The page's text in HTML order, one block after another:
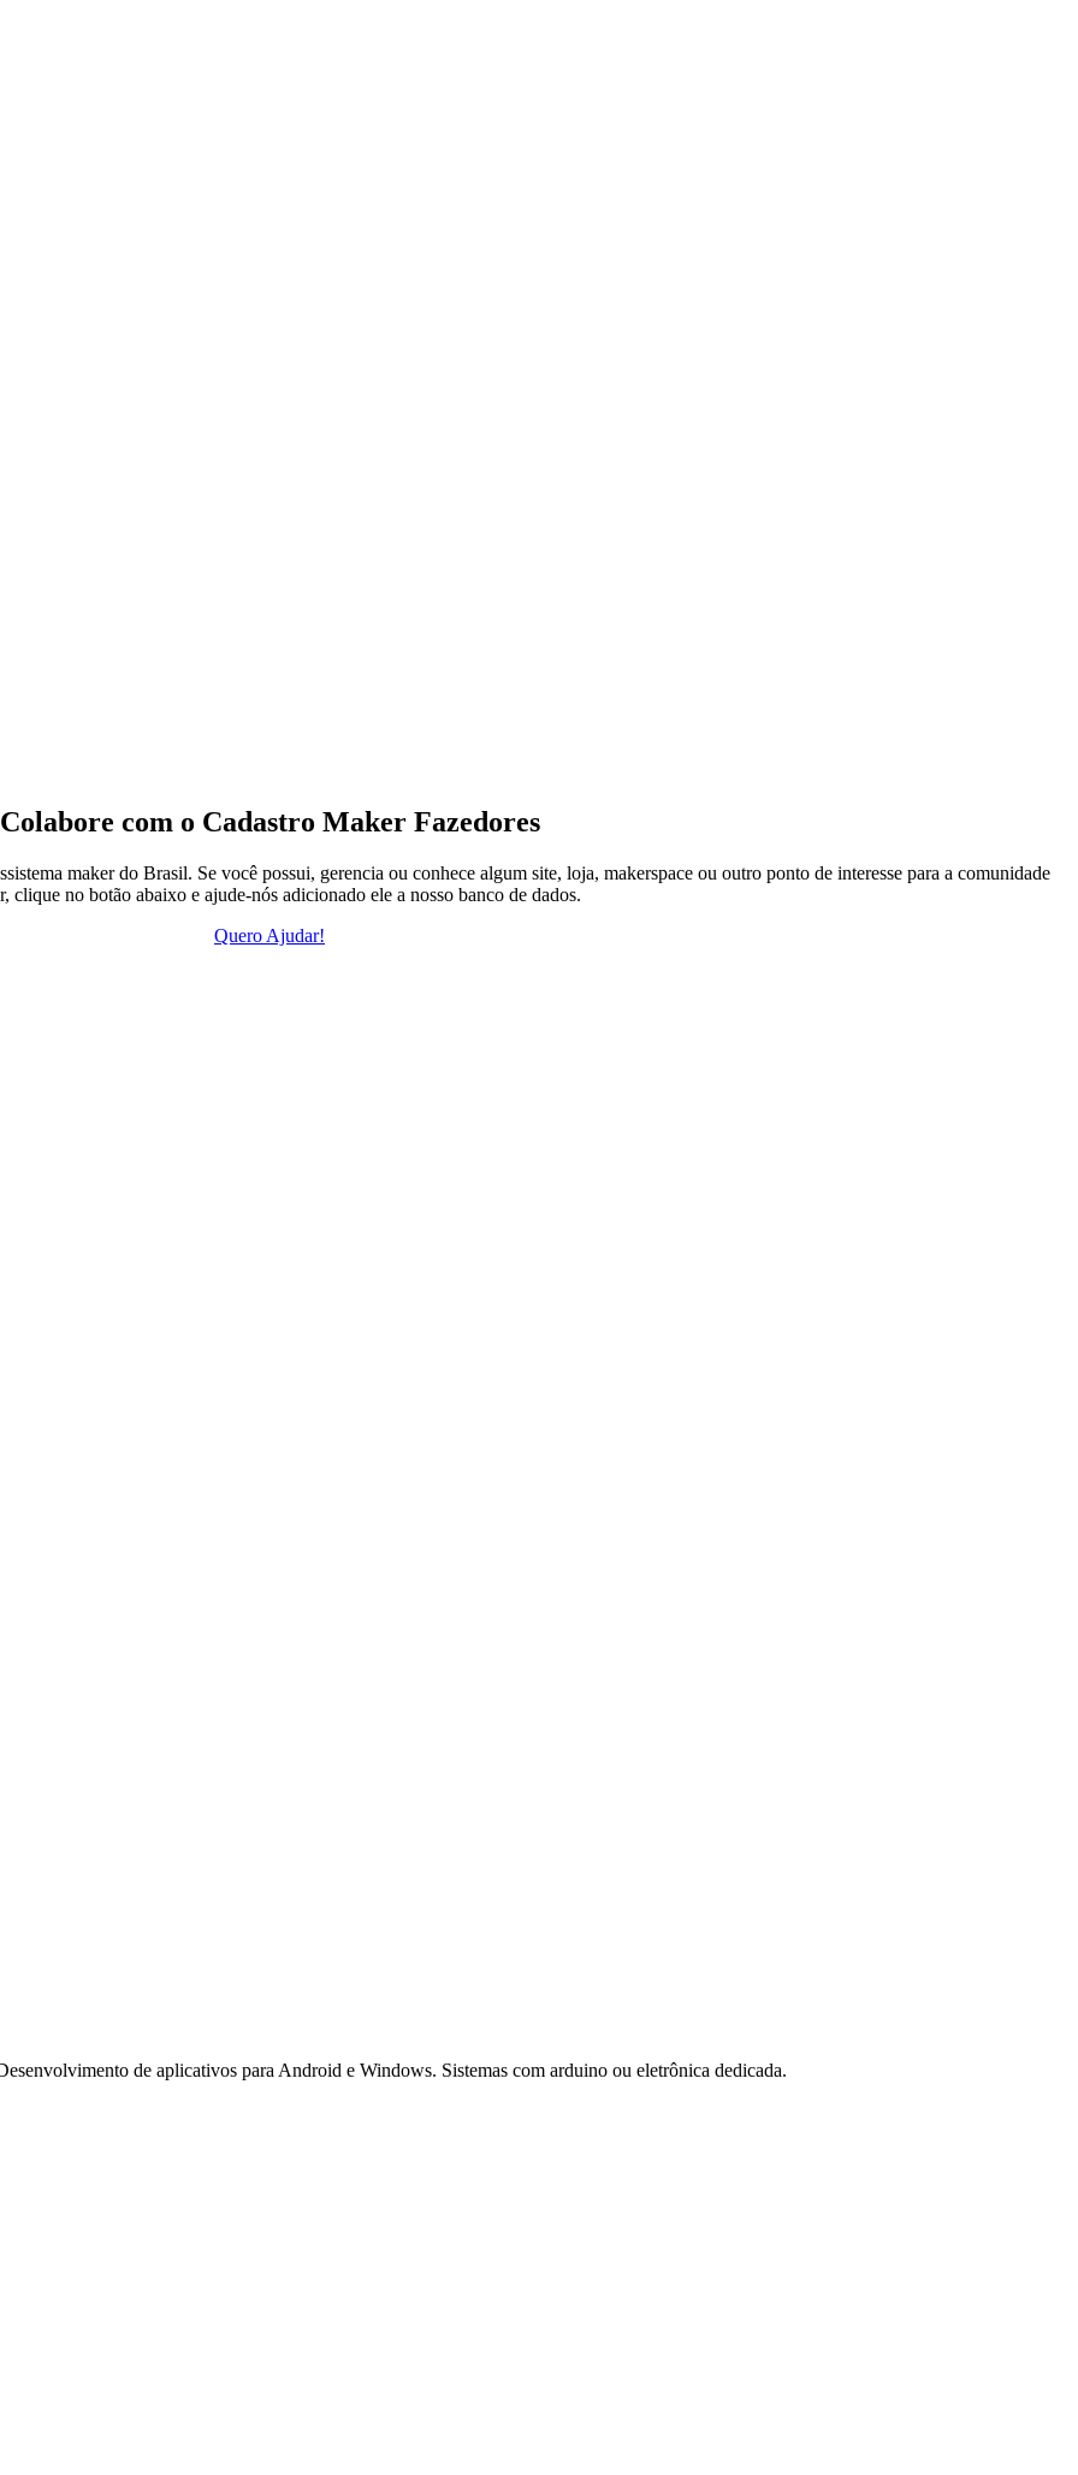
Colabore com o Cadastro Maker Fazedores
maker do Brasil. Se você possui, gerencia ou conhece algum site, loja, makerspace ou outro ponto de interesse para a comunidade
clique no botão abaixo e ajude-nós adicionado ele a nosso banco de dados.
Quero Ajudar!
de aplicativos para Android e Windows. Sistemas com arduino ou eletrônica dedicada.